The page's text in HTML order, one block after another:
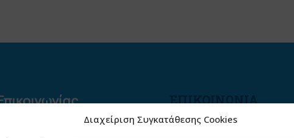
Διαχείριση Συγκατάθεσης Cookies
ΕΠΙΚΟΙΝΩΝΙΑ
Φραγκούδη 11 & Αλεξάνδρου